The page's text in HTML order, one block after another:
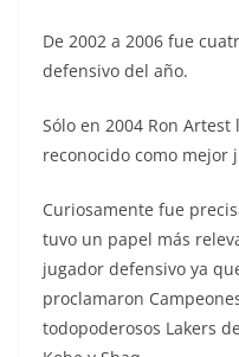
De 2002 a 2006 fue
defensivo del año.
Sólo en 2004 Ron
reconocido como mejor
Curiosamente fue
tuvo un papel más
jugador defensivo ya
proclamaron
todopoderosos Lakers